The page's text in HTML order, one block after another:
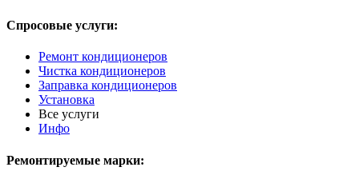
Спросовые услуги:
Ремонт кондиционеров
Чистка кондиционеров
Заправка кондиционеров
Установка
Все услуги
Инфо
Ремонтируемые марки: